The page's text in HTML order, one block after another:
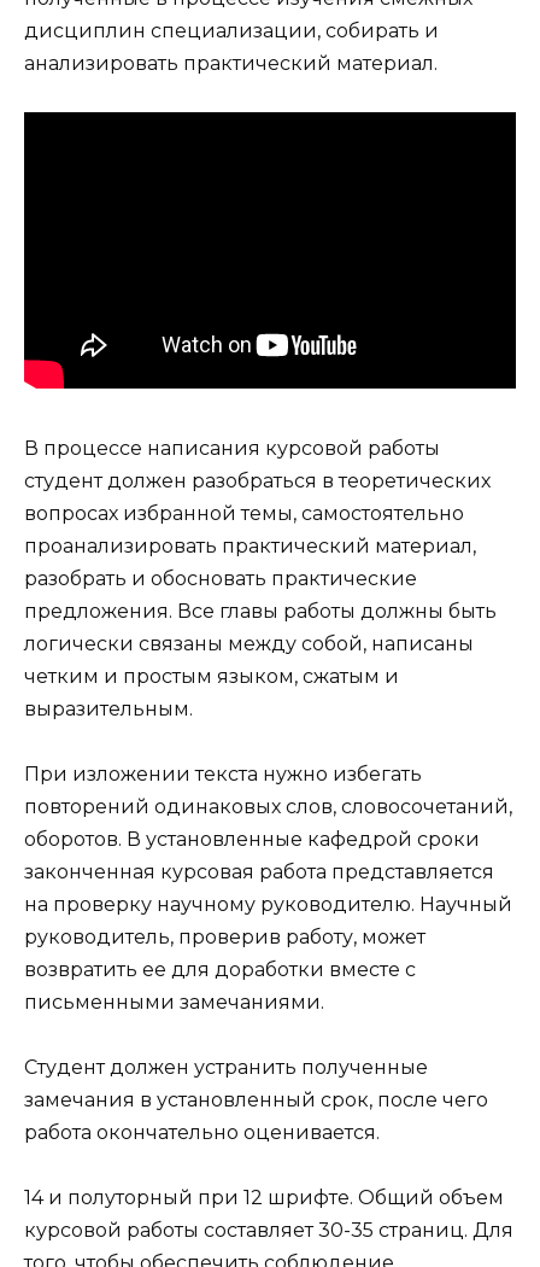
дисциплин специализации, собирать и
анализировать практический материал.
В процессе написания курсовой работы
студент должен разобраться в теоретических
вопросах избранной темы, самостоятельно
проанализировать практический материал,
разобрать и обосновать практические
предложения. Все главы работы должны быть
логически связаны между собой, написаны
четким и простым языком, сжатым и
выразительным.
При изложении текста нужно избегать
повторений одинаковых слов, словосочетаний,
оборотов. В установленные кафедрой сроки
законченная курсовая работа представляется
на проверку научному руководителю. Научный
руководитель, проверив работу, может
возвратить ее для доработки вместе с
письменными замечаниями.
Студент должен устранить полученные
замечания в установленный срок, после чего
работа окончательно оценивается.
14 и полуторный при 12 шрифте. Общий объем
курсовой работы составляет 30-35 страниц. Для